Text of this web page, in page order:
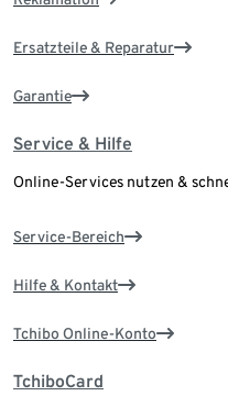
Ersatzteile & Reparatur
Garantie
Service & Hilfe
Online-Services nutzen &
Service-Bereich
Hilfe & Kontakt
Tchibo Online-Konto
TchiboCard